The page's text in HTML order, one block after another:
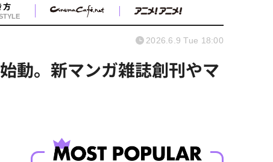
方
動。新マンガ雑誌創刊やマ
2026.6.9 Tue 18:00